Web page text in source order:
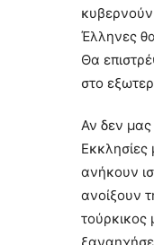
Έλληνες
Θα
στο
Αν δεν μας
Εκκλησίες
ανήκουν
ανοίξουν